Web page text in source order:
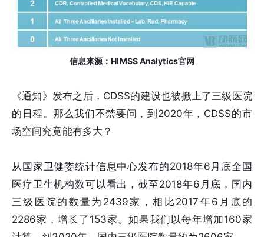
信息来源：HIMSS Analytics官网
《通知》发布之后，CDSS的建设也被搬上了三级医院
的日程。那么我们不禁要问，到2020年，CDSS的市
场空间究竟能有多大？
从国家卫健委统计信息中心发布的2018年6月底全国
医疗卫生机构数可以看出，截至2018年6月底，国内
三级医院的数量为2439家，相比2017年6月底的
2286家，增长了153家。如果我们以每年增加160家